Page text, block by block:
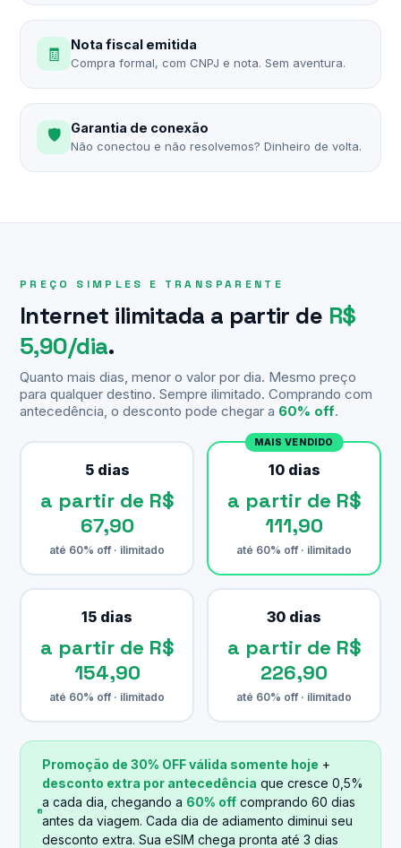
🧾 Nota fiscal emitida
Compra formal, com CNPJ e nota. Sem aventura.
🛡️ Garantia de conexão
Não conectou e não resolvemos? Dinheiro de volta.
PREÇO SIMPLES E TRANSPARENTE
Internet ilimitada a partir de R$
5,90/dia.
Quanto mais dias, menor o valor por dia. Mesmo preço
para qualquer destino. Sempre ilimitado. Comprando com
antecedência, o desconto pode chegar a 60% off.
5 dias
a partir de R$
67,90
até 60% off · ilimitado
MAIS VENDIDO
10 dias
a partir de R$
111,90
até 60% off · ilimitado
15 dias
a partir de R$
154,90
até 60% off · ilimitado
30 dias
a partir de R$
226,90
até 60% off · ilimitado
Promoção de 30% OFF válida somente hoje +
desconto extra por antecedência que cresce 0,5%
a cada dia, chegando a 60% off comprando 60 dias
antes da viagem. Cada dia de adiamento diminui seu
desconto extra. Sua eSIM chega pronta até 3 dias